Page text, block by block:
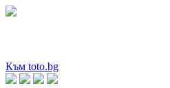
Към toto.bg